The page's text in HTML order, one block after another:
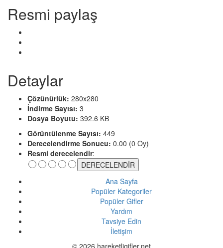
Resmi paylaş
Detaylar
Çözünürlük: 280x280
İndirme Sayısı: 3
Dosya Boyutu: 392.6 KB
Görüntülenme Sayısı: 449
Derecelendirme Sonucu: 0.00 (0 Oy)
Resmi derecelendir:
Ana Sayfa
Popüler Kategoriler
Popüler Gifler
Yardım
Tavsiye Edin
İletişim
© 2026 hareketligifler.net